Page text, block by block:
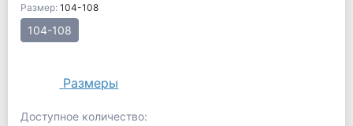
Размер: 104-108
104-108
Размеры
Доступное количество: